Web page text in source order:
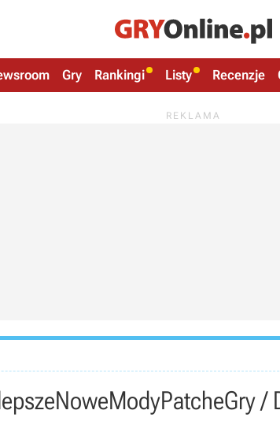
Gry Rankingi Listy Recenzje
NoweModyPatcheGry /